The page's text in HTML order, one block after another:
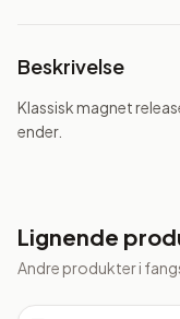
Beskrivelse
Klassisk magnet
ender.
Lignende
Andre produkter i